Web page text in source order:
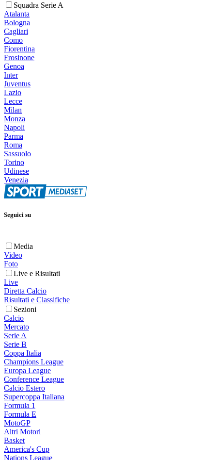
Squadra Serie A
Atalanta
Bologna
Cagliari
Como
Fiorentina
Frosinone
Genoa
Inter
Juventus
Lazio
Lecce
Milan
Monza
Napoli
Parma
Roma
Sassuolo
Torino
Udinese
Venezia
Seguici su
Media
Video
Foto
Live e Risultati
Live
Diretta Calcio
Risultati e Classifiche
Sezioni
Calcio
Mercato
Serie A
Serie B
Coppa Italia
Champions League
Europa League
Conference League
Calcio Estero
Supercoppa Italiana
Formula 1
Formula E
MotoGP
Altri Motori
Basket
America's Cup
Nations League